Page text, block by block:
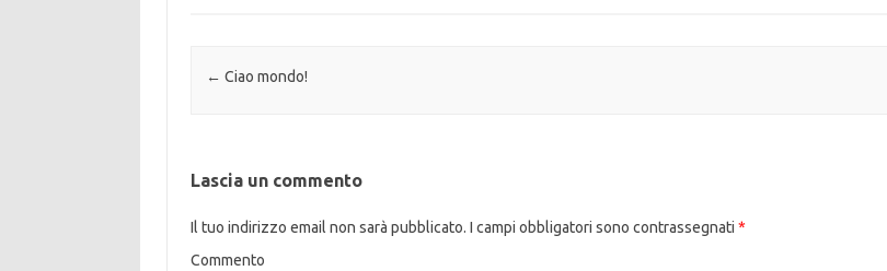
Navigazione articolo
← Ciao mondo!
Lascia un commento
Il tuo indirizzo email non sarà pubblicato. I campi obbligatori sono contrassegnati *
Commento